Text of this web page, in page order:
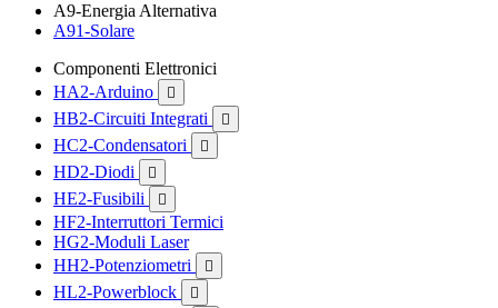
A9-Energia Alternativa
A91-Solare
Componenti Elettronici
HA2-Arduino

HB2-Circuiti Integrati 
HC2-Condensatori 
HD2-Diodi 
HE2-Fusibili 
HF2-Interruttori Termici
HG2-Moduli Laser
HH2-Potenziometri

HL2-Powerblock 